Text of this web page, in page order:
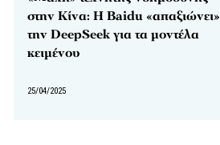
στην Κίνα: Η Baidu «απαξιώνει»
την DeepSeek για τα μοντέλα
κειμένου
25/04/2025